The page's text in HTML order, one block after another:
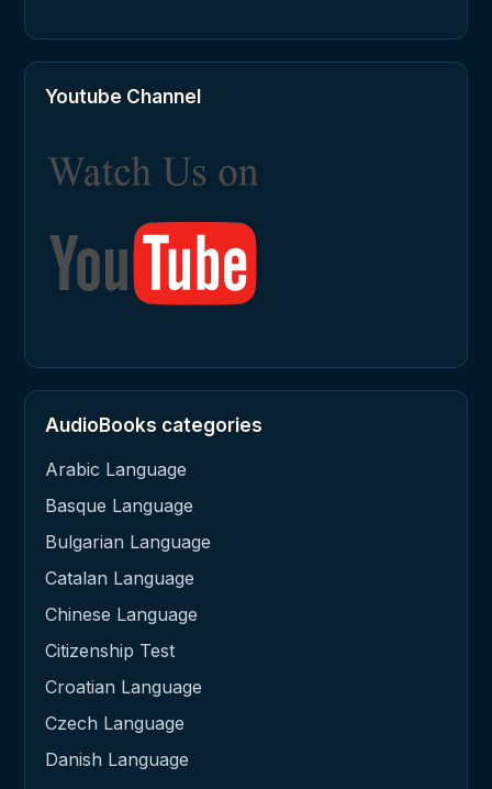
Youtube Channel
AudioBooks categories
Arabic Language
Basque Language
Bulgarian Language
Catalan Language
Chinese Language
Citizenship Test
Croatian Language
Czech Language
Danish Language